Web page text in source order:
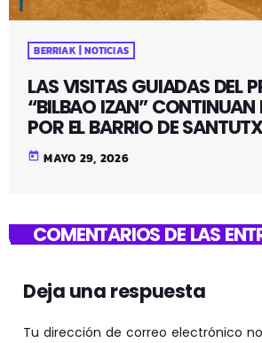
BERRIAK | NOTICIAS
LAS VISITAS GUIADAS DEL
“BILBAO IZAN” CONTINUAN
POR EL BARRIO DE
today MAYO 29, 2026
COMENTARIOS DE LAS
Deja una respuesta
Tu dirección de correo electrónico